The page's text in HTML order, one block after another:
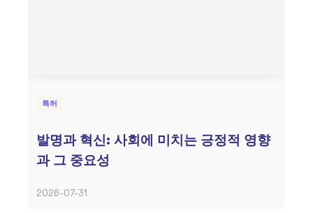
특허
발명과 혁신: 사회에 미치는 긍정적 영향
과 그 중요성
2026-07-31